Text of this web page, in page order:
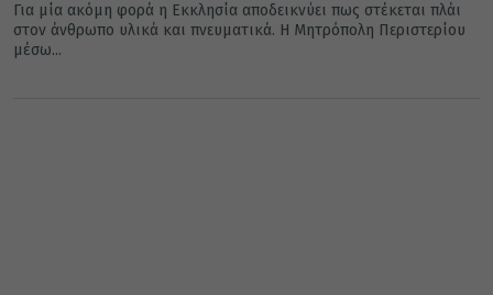
Για μία ακόμη φορά η Εκκλησία αποδεικνύει πως στέκεται πλάι
στον άνθρωπο υλικά και πνευματικά. Η Μητρόπολη Περιστερίου
μέσω...